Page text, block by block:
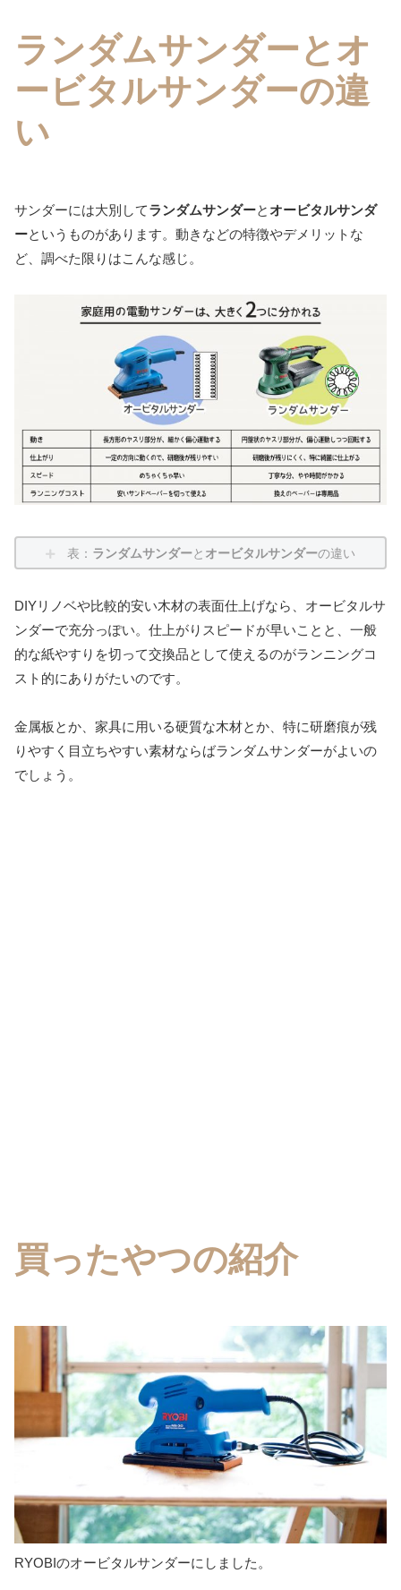
ランダムサンダーとオ
ービタルサンダーの違
い
サンダーには大別してランダムサンダーとオービタルサンダ
ーというものがあります。動きなどの特徴やデメリットな
ど、調べた限りはこんな感じ。
表： ランダムサンダーと オービタルサンダーの違い
DIYリノベや比較的安い木材の表面仕上げなら、オービタルサ
ンダーで充分っぽい。仕上がりスピードが早いことと、一般
的な紙やすりを切って交換品として使えるのがランニングコ
スト的にありがたいのです。
金属板とか、家具に用いる硬質な木材とか、特に研磨痕が残
りやすく目立ちやすい素材ならばランダムサンダーがよいの
でしょう。
買ったやつの紹介
RYOBIのオービタルサンダーにしました。